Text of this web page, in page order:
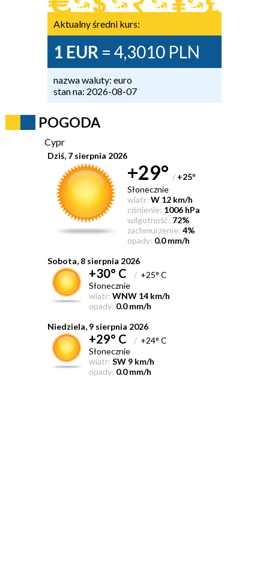
Aktualny średni kurs:
1 EUR = 4,3010 PLN
nazwa waluty: euro
stan na: 2026-08-07
POGODA
Cypr
Dziś, 7 sierpnia 2026
+29° / +25°
Słonecznie
wiatr: W 12 km/h
ciśnienie: 1006 hPa
wilgotność: 72%
zachmurzenie: 4%
opady: 0.0 mm/h
Sobota, 8 sierpnia 2026
+30° C /+25° C
Słonecznie
wiatr: WNW 14 km/h
opady: 0.0 mm/h
Niedziela, 9 sierpnia 2026
+29° C /+24° C
Słonecznie
wiatr: SW 9 km/h
opady: 0.0 mm/h